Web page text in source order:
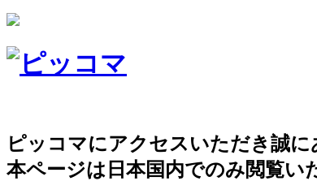
ピッコマにアクセスいただき誠に
本ページは日本国内でのみ閲覧い